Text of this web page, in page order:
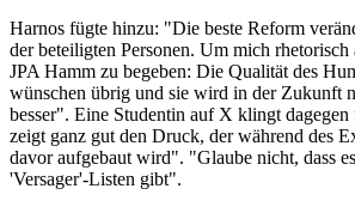
Harnos fügte hinzu: "Die beste Reform
der beteiligten Personen. Um mich
JPA Hamm zu begeben: Die Qualität des
wünschen übrig und sie wird in der Zukunft
besser". Eine Studentin auf X klingt
zeigt ganz gut den Druck, der während des
davor aufgebaut wird". "Glaube nicht, dass
'Versager'-Listen gibt".